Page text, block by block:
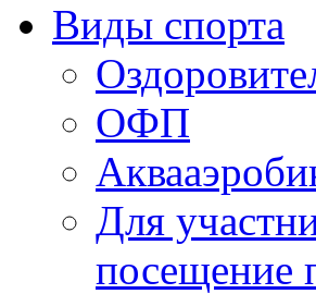
Виды спорта
ОФП
Для
посещение